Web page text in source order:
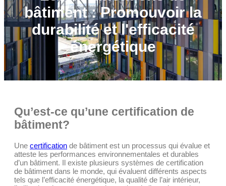
bâtiment : Promouvoir la
durabilité et l'efficacité
énergétique
Qu’est-ce qu’une certification de
bâtiment?
Une certification de bâtiment est un processus qui évalue et
atteste les performances environnementales et durables
d’un bâtiment. Il existe plusieurs systèmes de certification
de bâtiment dans le monde, qui évaluent différents aspects
tels que l’efficacité énergétique, la qualité de l’air intérieur,